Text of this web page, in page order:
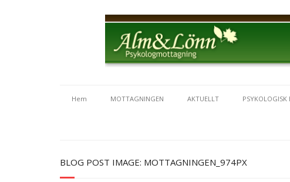
Hem MOTTAGNINGEN AKTUELLT PSYKOLOGISK
BLOG POST IMAGE: MOTTAGNINGEN_974PX